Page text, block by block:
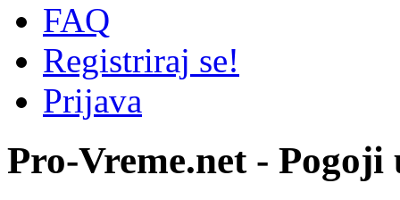
FAQ
Registriraj se!
Prijava
Pro-Vreme.net - Pogoji